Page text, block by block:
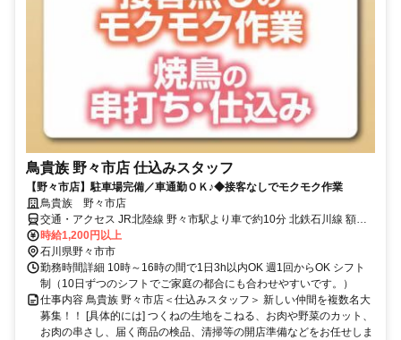
鳥貴族 野々市店 仕込みスタッフ
【野々市店】駐車場完備／車通勤ＯＫ♪◆接客なしでモクモク作業
鳥貴族 野々市店
交通・アクセス JR北陸線 野々市駅より車で約10分 北鉄石川線 額住
宅前駅より徒歩約10分 野々市市役所隣接
時給1,200円以上
石川県野々市市
勤務時間詳細 10時～16時の間で1日3h以内OK 週1回からOK シフト
制（10日ずつのシフトでご家庭の都合にも合わせやすいです。）
仕事内容 鳥貴族 野々市店＜仕込みスタッフ＞ 新しい仲間を複数名大
募集！！ [具体的には] つくねの生地をこねる、お肉や野菜のカット、
お肉の串さし、届く商品の検品、清掃等の開店準備などをお任せしま